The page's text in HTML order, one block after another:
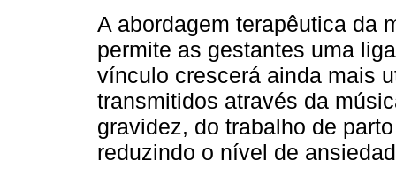
A abordagem terapêutica da
permite as gestantes uma
vínculo crescerá ainda mais
transmitidos através da
gravidez, do trabalho de
reduzindo o nível de